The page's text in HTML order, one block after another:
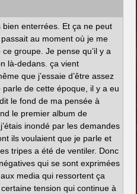
bien enterrées. Et ça ne peut
au moment où je me
groupe. Je pense qu’il y a
là-dedans. ça vient
que j’essaie d’être assez
de cette époque, il y a eu
le fond de ma pensée à
le premier album de
inondé par les demandes
ils voulaient que je parle et
tripes a été de ventiler. Donc
qui se sont exprimées
media qui ressortent ça
tension qui continue à